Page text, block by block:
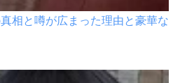
相と噂が広まった理由と豪華な